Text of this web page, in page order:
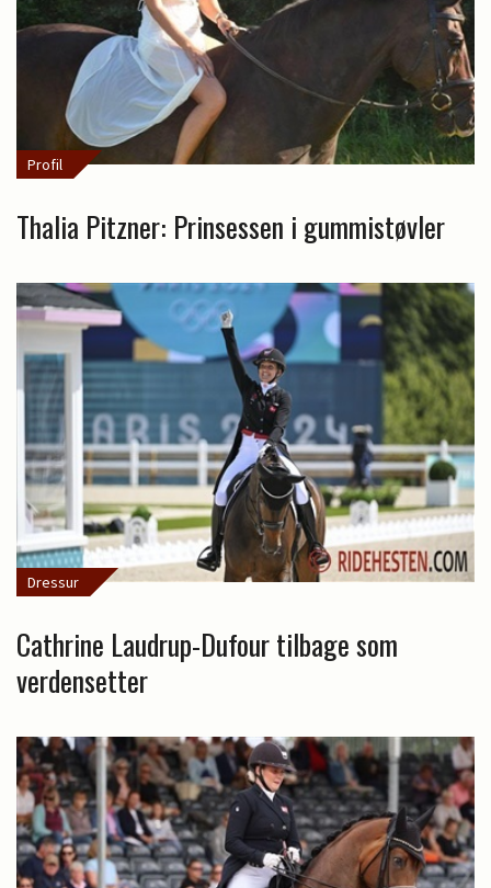
Profil
Thalia Pitzner: Prinsessen i gummistøvler
Dressur
Cathrine Laudrup-Dufour tilbage som
verdensetter